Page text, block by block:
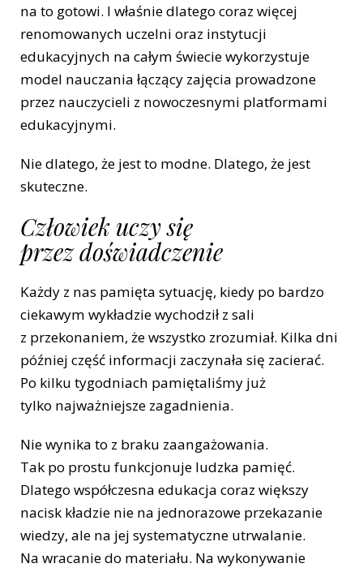
na to gotowi. I właśnie dlatego coraz więcej
renomowanych uczelni oraz instytucji
edukacyjnych na całym świecie wykorzystuje
model nauczania łączący zajęcia prowadzone
przez nauczycieli z nowoczesnymi platformami
edukacyjnymi.
Nie dlatego, że jest to modne. Dlatego, że jest
skuteczne.
Człowiek uczy się
przez doświadczenie
Każdy z nas pamięta sytuację, kiedy po bardzo
ciekawym wykładzie wychodził z sali
z przekonaniem, że wszystko zrozumiał. Kilka dni
później część informacji zaczynała się zacierać.
Po kilku tygodniach pamiętaliśmy już
tylko najważniejsze zagadnienia.
Nie wynika to z braku zaangażowania.
Tak po prostu funkcjonuje ludzka pamięć.
Dlatego współczesna edukacja coraz większy
nacisk kładzie nie na jednorazowe przekazanie
wiedzy, ale na jej systematyczne utrwalanie.
Na wracanie do materiału. Na wykonywanie